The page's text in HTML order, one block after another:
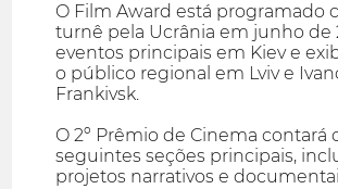
O Film Award está programado
turnê pela Ucrânia em junho de
eventos principais em Kiev e
o público regional em Lviv e
Frankivsk.
O 2º Prêmio de Cinema contará
seguintes seções principais,
projetos narrativos e